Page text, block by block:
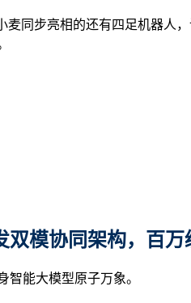
麦同步亮相的还有四足机器人
双模协同架构，百
智能大模型原子万象。